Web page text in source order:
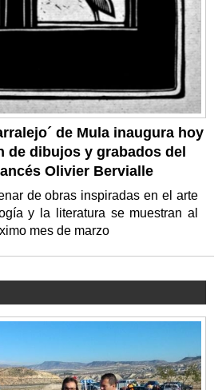
de Mula inaugura hoy
de dibujos y grabados del
Olivier Bervialle
de obras inspiradas en el arte
y la literatura se muestran al
mes de marzo